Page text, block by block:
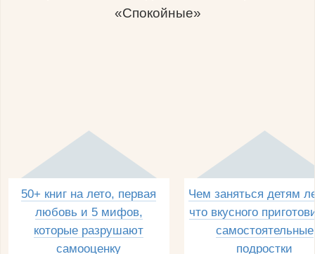
«Спокойные»
50+ книг на лето, первая
любовь и 5 мифов,
которые разрушают
самооценку
Чем заняться детям
что вкусного
самостоятельные
подростки